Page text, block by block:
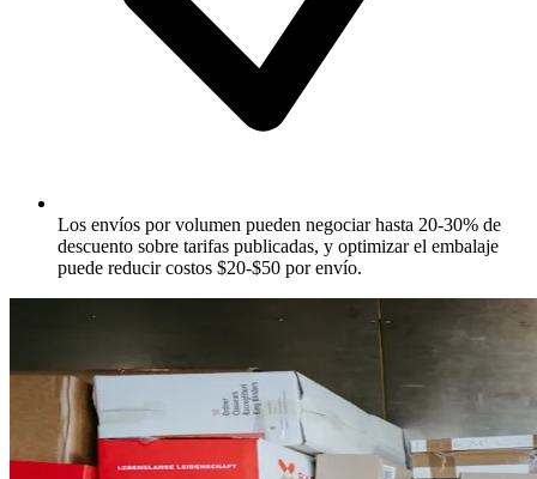
Los envíos por volumen pueden negociar hasta 20-30% de
descuento sobre tarifas publicadas, y optimizar el embalaje
puede reducir costos $20-$50 por envío.